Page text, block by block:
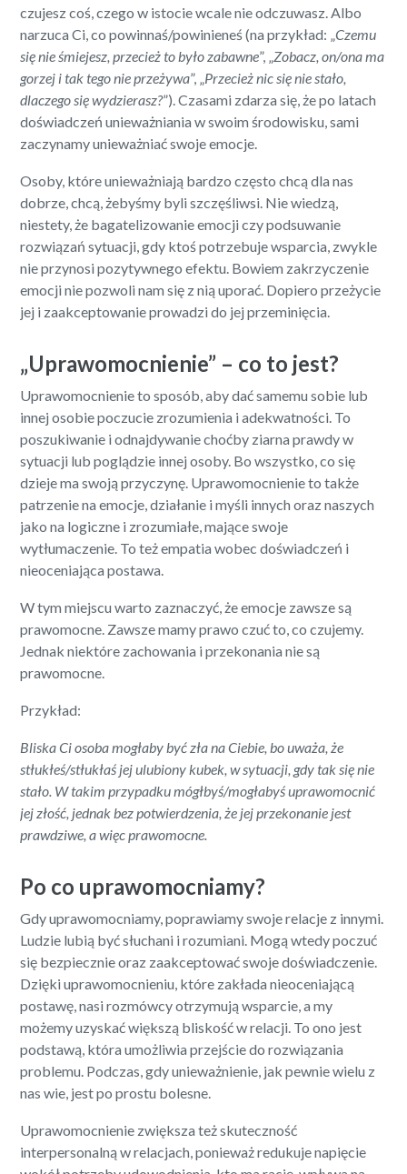
czujesz coś, czego w istocie wcale nie odczuwasz. Albo
narzuca Ci, co powinnaś/powinieneś (na przykład: „Czemu
się nie śmiejesz, przecież to było zabawne”, „ Zobacz, on/ona ma
gorzej i tak tego nie przeżywa”, „ Przecież nic się nie stało,
dlaczego się wydzierasz?”). Czasami zdarza się, że po latach
doświadczeń unieważniania w swoim środowisku, sami
zaczynamy unieważniać swoje emocje.
Osoby, które unieważniają bardzo często chcą dla nas
dobrze, chcą, żebyśmy byli szczęśliwsi. Nie wiedzą,
niestety, że bagatelizowanie emocji czy podsuwanie
rozwiązań sytuacji, gdy ktoś potrzebuje wsparcia, zwykle
nie przynosi pozytywnego efektu. Bowiem zakrzyczenie
emocji nie pozwoli nam się z nią uporać. Dopiero przeżycie
jej i zaakceptowanie prowadzi do jej przeminięcia.
„Uprawomocnienie” – co to jest?
Uprawomocnienie to sposób, aby dać samemu sobie lub
innej osobie poczucie zrozumienia i adekwatności. To
poszukiwanie i odnajdywanie choćby ziarna prawdy w
sytuacji lub poglądzie innej osoby. Bo wszystko, co się
dzieje ma swoją przyczynę. Uprawomocnienie to także
patrzenie na emocje, działanie i myśli innych oraz naszych
jako na logiczne i zrozumiałe, mające swoje
wytłumaczenie. To też empatia wobec doświadczeń i
nieoceniająca postawa.
W tym miejscu warto zaznaczyć, że emocje zawsze są
prawomocne. Zawsze mamy prawo czuć to, co czujemy.
Jednak niektóre zachowania i przekonania nie są
prawomocne.
Przykład:
Bliska Ci osoba mogłaby być zła na Ciebie, bo uważa, że
stłukłeś/stłukłaś jej ulubiony kubek, w sytuacji, gdy tak się nie
stało. W takim przypadku mógłbyś/mogłabyś uprawomocnić
jej złość, jednak bez potwierdzenia, że jej przekonanie jest
prawdziwe, a więc prawomocne.
Po co uprawomocniamy?
Gdy uprawomocniamy, poprawiamy swoje relacje z innymi.
Ludzie lubią być słuchani i rozumiani. Mogą wtedy poczuć
się bezpiecznie oraz zaakceptować swoje doświadczenie.
Dzięki uprawomocnieniu, które zakłada nieoceniającą
postawę, nasi rozmówcy otrzymują wsparcie, a my
możemy uzyskać większą bliskość w relacji. To ono jest
podstawą, która umożliwia przejście do rozwiązania
problemu. Podczas, gdy unieważnienie, jak pewnie wielu z
nas wie, jest po prostu bolesne.
Uprawomocnienie zwiększa też skuteczność
interpersonalną w relacjach, ponieważ redukuje napięcie